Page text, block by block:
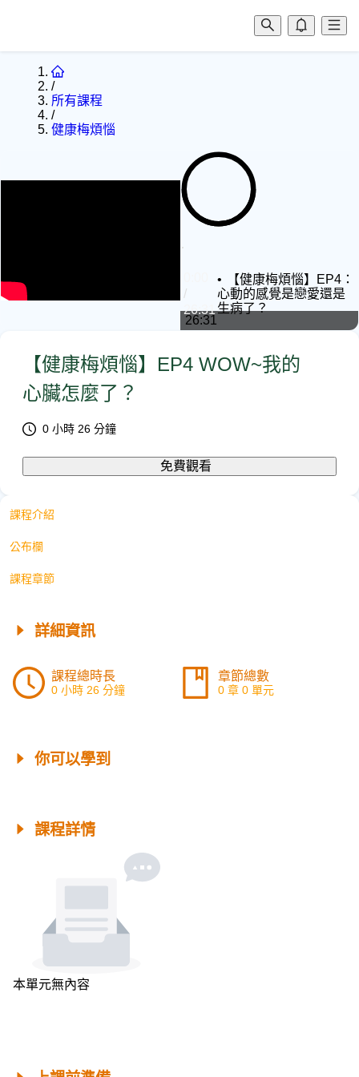
/
所有課程
/
健康梅煩惱
/
26:31
【健康梅煩惱】EP4：
心動的感覺是戀愛還是
生病了？
26:31
課程介紹
公布欄
課程章節
詳細資訊
課程總時長
0 小時 26 分鐘
章節總數
0 章 0 單元
你可以學到
課程詳情
本單元無內容
【健康梅煩惱】EP4 WOW~我的
心臟怎麼了？
0 小時 26 分鐘
免費觀看